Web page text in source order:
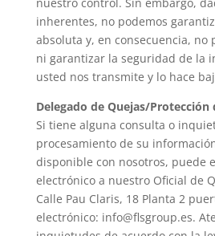
inherentes, no podemos
absoluta y, en consecuencia, no
ni garantizar la seguridad de la
usted nos transmite y lo hace
Delegado de Quejas/Protección
Si tiene alguna consulta o
procesamiento de su
disponible con nosotros, puede
electrónico a nuestro Oficial de
Calle Pau Claris, 18 Planta 2
electrónico: info@flsgroup.es.